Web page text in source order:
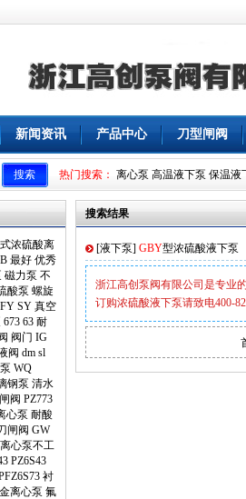
新闻资讯 产品中心 刀型闸阀
热门搜索： 离心泵 高温液下泵 保温液
浓硫酸离
最好 优秀
磁力泵 不
酸泵 螺旋
FY SY 真空
673 63 耐
阀门 IG
阀 dm sl
WQ
钢泵 清水
阀 PZ773
心泵 耐酸
闸阀 GW
离心泵不工
PZ6S43
衬
离心泵 氟
搜索结果
[液下泵] GBY型浓硫酸液下泵
浙江高创泵阀有限公司是专业
订购浓硫酸液下泵请致电400-